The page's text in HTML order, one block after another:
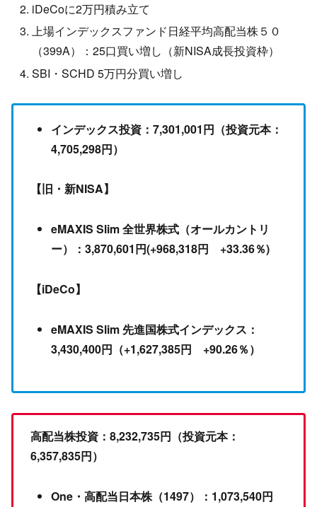
iDeCoに2万円積み立て
上場インデックスファンド日経平均高配当株５０
（399A）：25口買い増し（新NISA成長投資枠）
SBI・SCHD 5万円分買い増し
インデックス投資：7,301,001円（投資元本：
4,705,298円）
【旧・新NISA】
eMAXIS Slim 全世界株式（オールカントリ
ー）：3,870,601円(+968,318円 +33.36％)
【iDeCo】
eMAXIS Slim 先進国株式インデックス：
3,430,400円（+1,627,385円 +90.26％）
高配当株投資：8,232,735円（投資元本：
6,357,835円）
One・高配当日本株（1497）：1,073,540円